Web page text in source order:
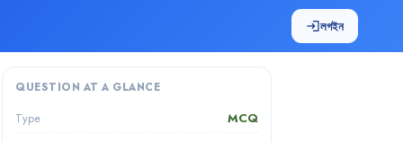
loginলগইন
QUESTION AT A GLANCE
Type MCQ